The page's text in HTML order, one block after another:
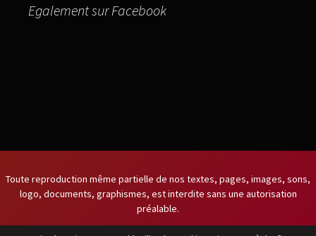
Egalement sur Facebook
Toute reproduction même partielle de nos textes, pages, images, sons,
logo, documents, graphismes, est interdite sans une autorisation
préalable.